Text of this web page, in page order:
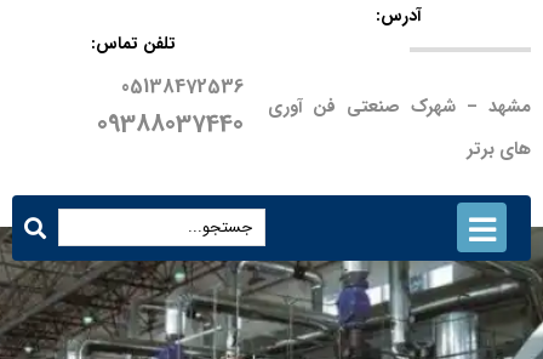
آدرس:
مشهد – شهرک صنعتی فن آوری
های برتر
تلفن تماس:
05138472536
09388037440